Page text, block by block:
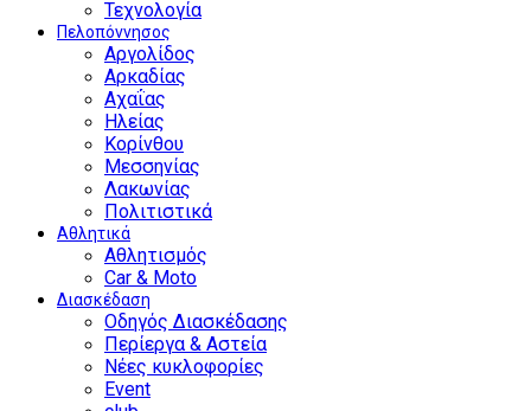
Τεχνολογία
Πελοπόννησος
Αργολίδος
Αρκαδίας
Αχαΐας
Ηλείας
Κορίνθου
Μεσσηνίας
Λακωνίας
Πολιτιστικά
Αθλητικά
Αθλητισμός
Car & Moto
Διασκέδαση
Οδηγός Διασκέδασης
Περίεργα & Αστεία
Νέες κυκλοφορίες
Event